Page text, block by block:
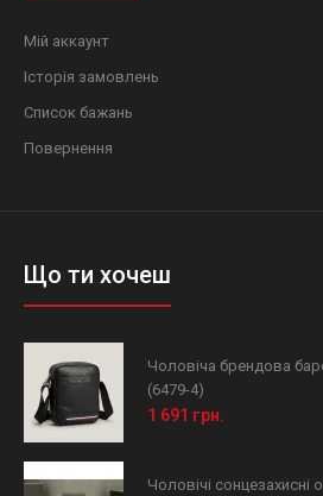
Мій аккаунт
Історія замовлень
Список бажань
Повернення
Що ти хочеш
Чоловіча брендова
(6479-4)
1 691 грн.
Чоловічі сонцезахисні